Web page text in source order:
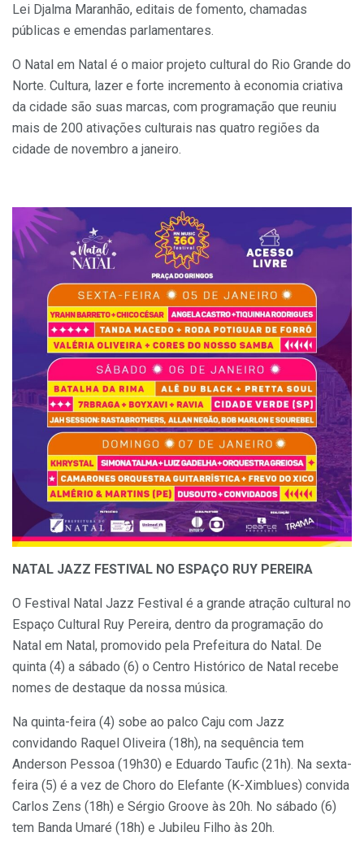
Lei Djalma Maranhão, editais de fomento, chamadas
públicas e emendas parlamentares.
O Natal em Natal é o maior projeto cultural do Rio Grande do
Norte. Cultura, lazer e forte incremento à economia criativa
da cidade são suas marcas, com programação que reuniu
mais de 200 ativações culturais nas quatro regiões da
cidade de novembro a janeiro.
NATAL JAZZ FESTIVAL NO ESPAÇO RUY PEREIRA
O Festival Natal Jazz Festival é a grande atração cultural no
Espaço Cultural Ruy Pereira, dentro da programação do
Natal em Natal, promovido pela Prefeitura do Natal. De
quinta (4) a sábado (6) o Centro Histórico de Natal recebe
nomes de destaque da nossa música.
Na quinta-feira (4) sobe ao palco Caju com Jazz
convidando Raquel Oliveira (18h), na sequência tem
Anderson Pessoa (19h30) e Eduardo Taufic (21h). Na sexta-
feira (5) é a vez de Choro do Elefante (K-Ximblues) convida
Carlos Zens (18h) e Sérgio Groove às 20h. No sábado (6)
tem Banda Umaré (18h) e Jubileu Filho às 20h.